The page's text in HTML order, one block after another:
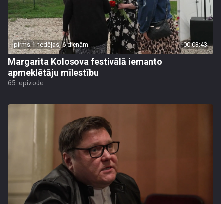
pirms 1 nedēļas, 6 dienām 00:03:43
Margarita Kolosova festivālā iemanto
apmeklētāju mīlestību
65. epizode